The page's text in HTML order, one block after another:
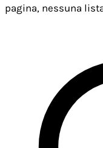
pagina, nessuna